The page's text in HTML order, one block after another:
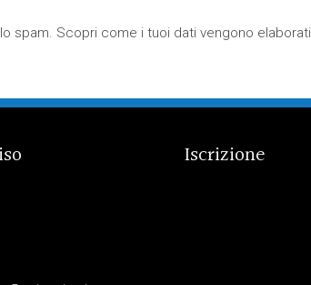
spam. Scopri come i tuoi dati vengono elaborati
Iscrizione